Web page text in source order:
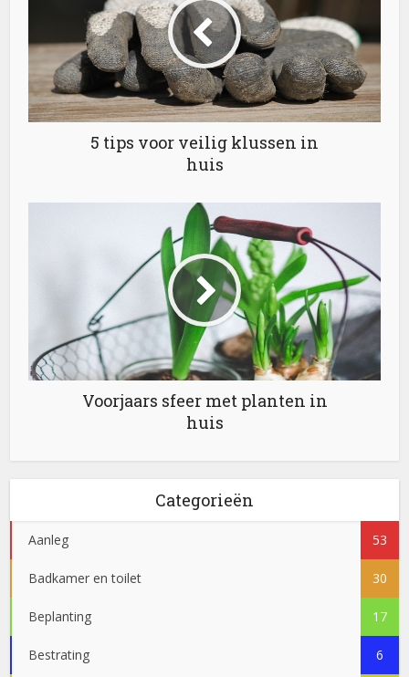
5 tips voor veilig klussen in
huis
Voorjaars sfeer met planten in
huis
Categorieën
Aanleg 53
Badkamer en toilet 30
Beplanting 17
Bestrating 6